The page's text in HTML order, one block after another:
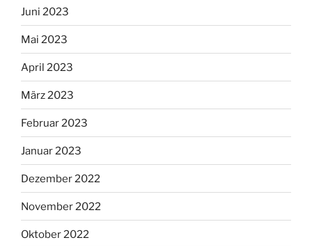
Juni 2023
Mai 2023
April 2023
März 2023
Februar 2023
Januar 2023
Dezember 2022
November 2022
Oktober 2022